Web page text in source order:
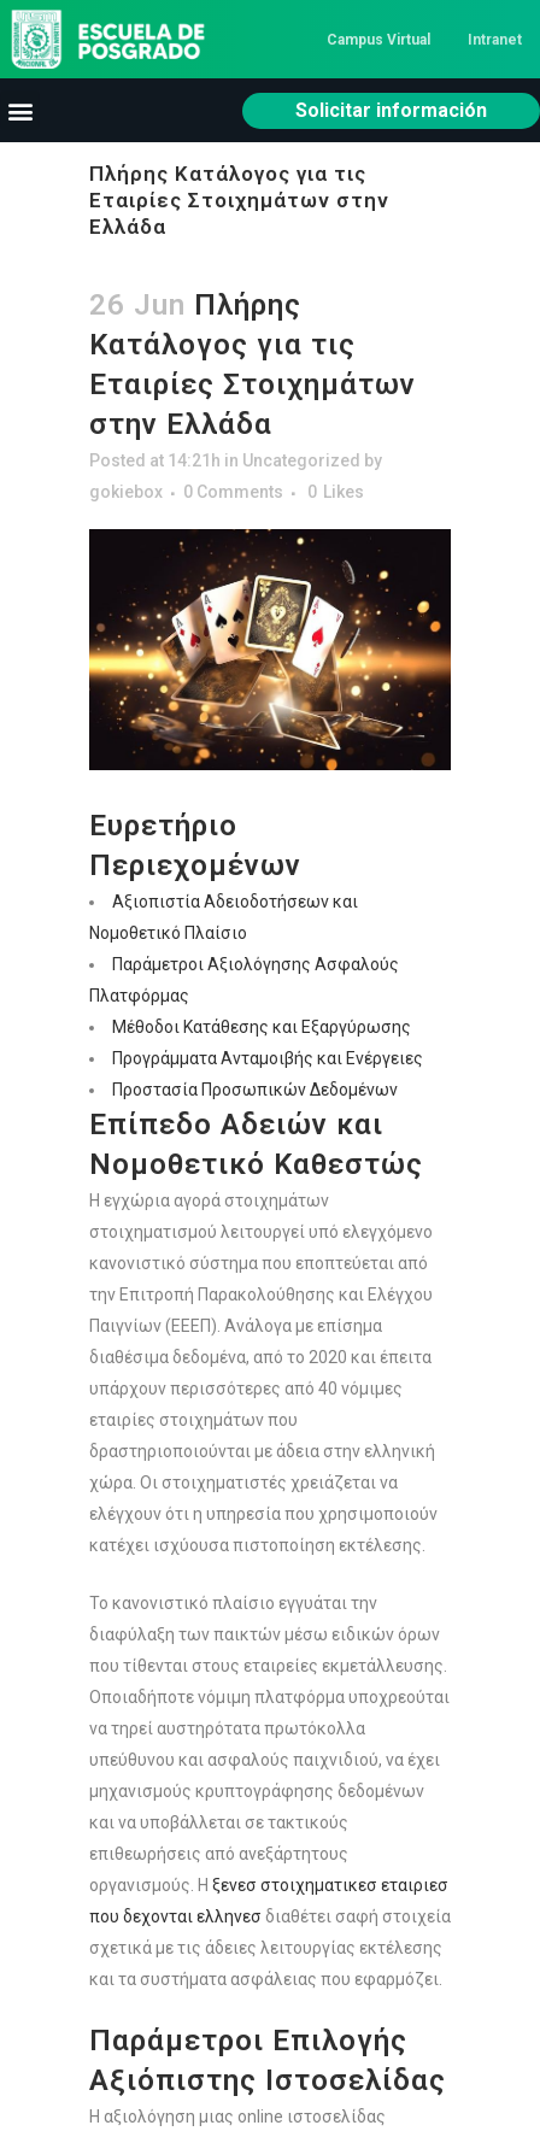
Campus Virtual Intranet
Solicitar información
Πλήρης Κατάλογος για τις
Εταιρίες Στοιχημάτων στην
Ελλάδα
26 Jun Πλήρης
Κατάλογος για τις
Εταιρίες Στοιχημάτων
στην Ελλάδα
Posted at 14:21h in Uncategorized by
gokiebox
0 Comments 0 Likes
Ευρετήριο
Περιεχομένων
Αξιοπιστία Αδειοδοτήσεων και
Νομοθετικό Πλαίσιο
Παράμετροι Αξιολόγησης Ασφαλούς
Πλατφόρμας
Μέθοδοι Κατάθεσης και Εξαργύρωσης
Προγράμματα Ανταμοιβής και Ενέργειες
Προστασία Προσωπικών Δεδομένων
Επίπεδο Αδειών και
Νομοθετικό Καθεστώς
Η εγχώρια αγορά στοιχημάτων
στοιχηματισμού λειτουργεί υπό ελεγχόμενο
κανονιστικό σύστημα που εποπτεύεται από
την Επιτροπή Παρακολούθησης και Ελέγχου
Παιγνίων (ΕΕΕΠ). Ανάλογα με επίσημα
διαθέσιμα δεδομένα, από το 2020 και έπειτα
υπάρχουν περισσότερες από 40 νόμιμες
εταιρίες στοιχημάτων που
δραστηριοποιούνται με άδεια στην ελληνική
χώρα. Οι στοιχηματιστές χρειάζεται να
ελέγχουν ότι η υπηρεσία που χρησιμοποιούν
κατέχει ισχύουσα πιστοποίηση εκτέλεσης.
Το κανονιστικό πλαίσιο εγγυάται την
διαφύλαξη των παικτών μέσω ειδικών όρων
που τίθενται στους εταιρείες εκμετάλλευσης.
Οποιαδήποτε νόμιμη πλατφόρμα υποχρεούται
να τηρεί αυστηρότατα πρωτόκολλα
υπεύθυνου και ασφαλούς παιχνιδιού, να έχει
μηχανισμούς κρυπτογράφησης δεδομένων
και να υποβάλλεται σε τακτικούς
επιθεωρήσεις από ανεξάρτητους
οργανισμούς. Η ξενεσ στοιχηματικεσ εταιριεσ
που δεχονται ελληνεσ διαθέτει σαφή στοιχεία
σχετικά με τις άδειες λειτουργίας εκτέλεσης
και τα συστήματα ασφάλειας που εφαρμόζει.
Παράμετροι Επιλογής
Αξιόπιστης Ιστοσελίδας
Η αξιολόγηση μιας online ιστοσελίδας